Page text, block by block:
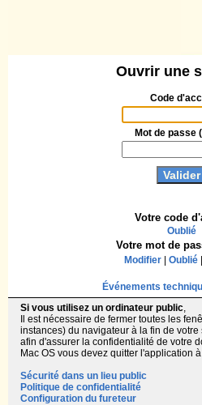
Ouvrir une
Code
Votre code
Oublié
Mot de passe
Votre mot de
Modifier Oublié
Événements
Si vous utilisez un ordinateur public,
Il est nécessaire de fermer toutes les
instances) du navigateur à la fin de votre
afin d'assurer la confidentialité de votre
Mac OS vous devez quitter l'application
Sécurité dans un lieu public
Politique de confidentialité
Configuration du fureteur